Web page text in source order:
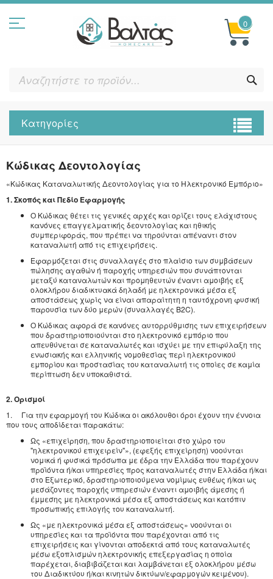
Μετάβαση
περιεχόμενο
0
ΤΟ
Κατηγορίες
Κώδικας Δεοντολογίας
«Κώδικας Καταναλωτικής Δεοντολογίας για το Ηλεκτρονικό Εμπόριο»
1. Σκοπός και Πεδίο Εφαρμογής
Ο Κώδικας θέτει τις γενικές αρχές και ορίζει τους ελάχιστους
κανόνες επαγγελματικής δεοντολογίας και ηθικής
συμπεριφοράς, που πρέπει να τηρούνται απέναντι στον
καταναλωτή από τις επιχειρήσεις.
Εφαρμόζεται στις συναλλαγές στο πλαίσιο των συμβάσεων
πώλησης αγαθών ή παροχής υπηρεσιών που συνάπτονται
μεταξύ καταναλωτών και προμηθευτών έναντι αμοιβής εξ
ολοκλήρου διαδικτυακά δηλαδή με ηλεκτρονικά μέσα εξ
αποστάσεως χωρίς να είναι απαραίτητη η ταυτόχρονη φυσική
παρουσία των δύο μερών (συναλλαγές B2C).
Ο Κώδικας αφορά σε κανόνες αυτορρύθμισης των επιχειρήσεων
που δραστηριοποιούνται στο ηλεκτρονικό εμπόριο που
απευθύνεται σε καταναλωτές και ισχύει με την επιφύλαξη της
ενωσιακής και ελληνικής νομοθεσίας περί ηλεκτρονικού
εμπορίου και προστασίας του καταναλωτή τις οποίες σε καμία
περίπτωση δεν υποκαθιστά.
2. Ορισμοί
1. Για την εφαρμογή του Κώδικα οι ακόλουθοι όροι έχουν την έννοια
που τους αποδίδεται παρακάτω:
Ως «επιχείρηση, που δραστηριοποιείται στο χώρο του
"ηλεκτρονικού επιχειρείν"», (εφεξής επιχείρηση) νοούνται
νομικά ή φυσικά πρόσωπα με έδρα την Ελλάδα που παρέχουν
προϊόντα ή/και υπηρεσίες προς καταναλωτές στην Ελλάδα ή/και
στο Εξωτερικό, δραστηριοποιούμενα νομίμως ευθέως ή/και ως
μεσάζοντες παροχής υπηρεσιών έναντι αμοιβής άμεσης ή
έμμεσης με ηλεκτρονικά μέσα εξ αποστάσεως και κατόπιν
προσωπικής επιλογής του καταναλωτή.
Ως «με ηλεκτρονικά μέσα εξ αποστάσεως» νοούνται οι
υπηρεσίες και τα προϊόντα που παρέχονται από τις
επιχειρήσεις και γίνονται αποδεκτά από τους καταναλωτές
μέσω εξοπλισμών ηλεκτρονικής επεξεργασίας η οποία
παρέχεται, διαβιβάζεται και λαμβάνεται εξ ολοκλήρου μέσω
του Διαδικτύου ή/και κινητών δικτύων/εφαρμογών κειμένου).